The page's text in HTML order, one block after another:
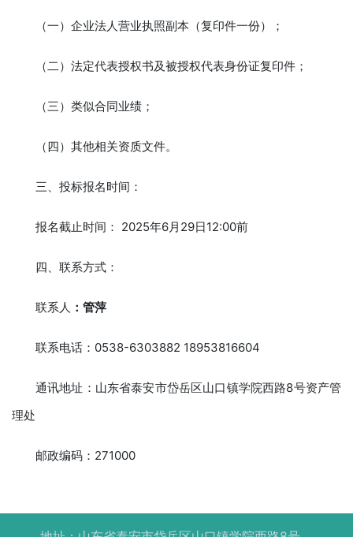
（一）企业法人营业执照副本（复印件一份）；
（二）法定代表授权书及被授权代表身份证复印件；
（三）类似合同业绩；
（四）其他相关资质文件。
三、投标报名时间：
报名截止时间： 2025年6月29日12:00前
四、联系方式：
联系人 ： 管萍
联系电话：0538-6303882 18953816604
通讯地址：山东省泰安市岱岳区山口镇学院西路8号资产管
理处
邮政编码：271000